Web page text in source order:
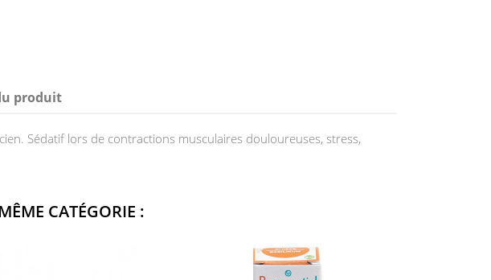
produit
Sédatif lors de contractions musculaires douloureuses, stress,
CATÉGORIE :